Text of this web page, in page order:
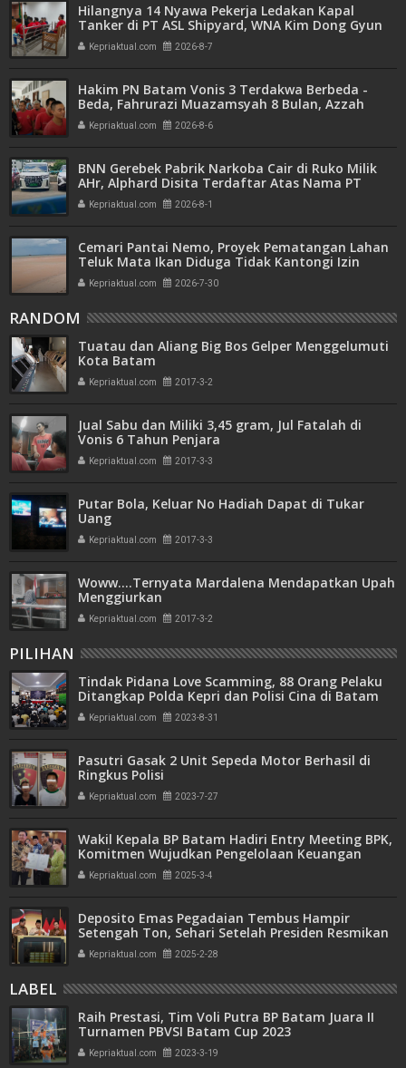
Hilangnya 14 Nyawa Pekerja Ledakan Kapal
Tanker di PT ASL Shipyard, WNA Kim Dong Gyun
Hanya Dituntut 1 Tahun 6 Bulan
Kepriaktual.com 2026-8-7
Hakim PN Batam Vonis 3 Terdakwa Berbeda -
Beda, Fahrurazi Muazamsyah 8 Bulan, Azzah
Azzurah dan Risma Divonis 2 Tahun 6 Bulan
Kepriaktual.com 2026-8-6
BNN Gerebek Pabrik Narkoba Cair di Ruko Milik
AHr, Alphard Disita Terdaftar Atas Nama PT
Mitra Usaha Properti
Kepriaktual.com 2026-8-1
Cemari Pantai Nemo, Proyek Pematangan Lahan
Teluk Mata Ikan Diduga Tidak Kantongi Izin
Amdal
Kepriaktual.com 2026-7-30
RANDOM
Tuatau dan Aliang Big Bos Gelper Menggelumuti
Kota Batam
Kepriaktual.com 2017-3-2
Jual Sabu dan Miliki 3,45 gram, Jul Fatalah di
Vonis 6 Tahun Penjara
Kepriaktual.com 2017-3-3
Putar Bola, Keluar No Hadiah Dapat di Tukar
Uang
Kepriaktual.com 2017-3-3
Woww….Ternyata Mardalena Mendapatkan Upah
Menggiurkan
Kepriaktual.com 2017-3-2
PILIHAN
Tindak Pidana Love Scamming, 88 Orang Pelaku
Ditangkap Polda Kepri dan Polisi Cina di Batam
Kepriaktual.com 2023-8-31
Pasutri Gasak 2 Unit Sepeda Motor Berhasil di
Ringkus Polisi
Kepriaktual.com 2023-7-27
Wakil Kepala BP Batam Hadiri Entry Meeting BPK,
Komitmen Wujudkan Pengelolaan Keuangan
Transparan dan Akuntabel
Kepriaktual.com 2025-3-4
Deposito Emas Pegadaian Tembus Hampir
Setengah Ton, Sehari Setelah Presiden Resmikan
Bank Emas
Kepriaktual.com 2025-2-28
LABEL
Raih Prestasi, Tim Voli Putra BP Batam Juara II
Turnamen PBVSI Batam Cup 2023
Kepriaktual.com 2023-3-19